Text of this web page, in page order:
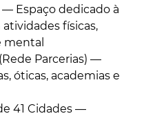
Espaço dedicado à
físicas,
mental
Parcerias) —
óticas, academias e
41 Cidades —